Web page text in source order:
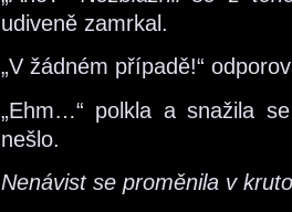
udiveně zamrkal.
„V žádném případě!“
„Ehm…“ polkla a snažila
nešlo.
Nenávist se proměnila v